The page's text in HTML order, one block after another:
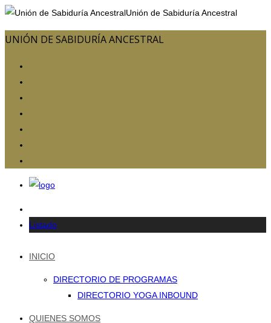
Unión de Sabiduría Ancestral
UNIÓN DE SABIDURÍA ANCESTRAL
Listado
INICIO
DIRECTORIO DE PROGRAMAS
DIRECTORIO YOGA INBOUND
QUIENES SOMOS